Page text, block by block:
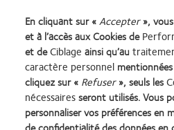
En cochant cette case, je
politique de confidentialité.
https://coopervision.be/fr/politique-de-
En cliquant sur «Accepter»,
et à l’accès aux Cookies de
et deCiblage ainsi qu’au
caractère personnel
cliquez sur « Refuser», seuls les
nécessairesseront utilisés. Vous
personnaliser vos préférences en